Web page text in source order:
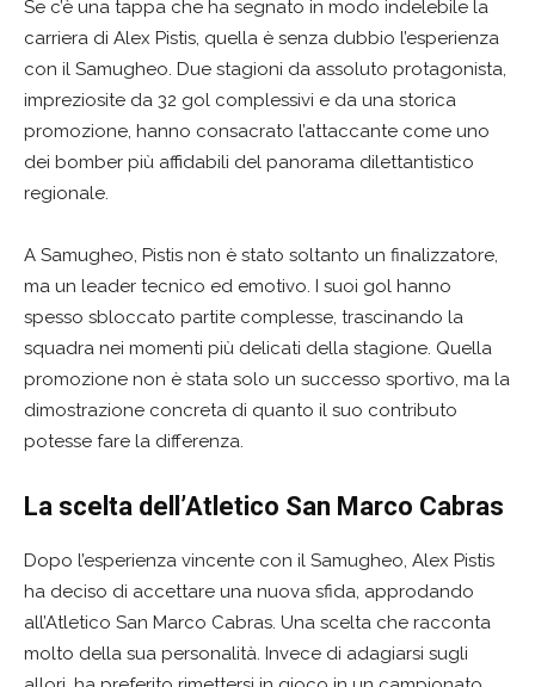
Se c’è una tappa che ha segnato in modo indelebile la
carriera di Alex Pistis, quella è senza dubbio l’esperienza
con il Samugheo. Due stagioni da assoluto protagonista,
impreziosite da 32 gol complessivi e da una storica
promozione, hanno consacrato l’attaccante come uno
dei bomber più affidabili del panorama dilettantistico
regionale.
A Samugheo, Pistis non è stato soltanto un finalizzatore,
ma un leader tecnico ed emotivo. I suoi gol hanno
spesso sbloccato partite complesse, trascinando la
squadra nei momenti più delicati della stagione. Quella
promozione non è stata solo un successo sportivo, ma la
dimostrazione concreta di quanto il suo contributo
potesse fare la differenza.
La scelta dell’Atletico San Marco Cabras
Dopo l’esperienza vincente con il Samugheo, Alex Pistis
ha deciso di accettare una nuova sfida, approdando
all’Atletico San Marco Cabras. Una scelta che racconta
molto della sua personalità. Invece di adagiarsi sugli